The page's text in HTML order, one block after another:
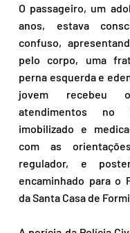
O passageiro, um
anos, estava
confuso,
pelo corpo, uma
perna esquerda e
jovem recebeu
atendimentos no
imobilizado e
com as
regulador, e
encaminhado para o
da Santa Casa de